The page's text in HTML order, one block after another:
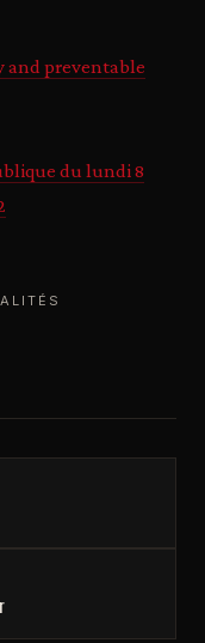
and preventable
du lundi 8